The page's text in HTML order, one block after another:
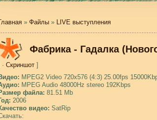
» Файлы » LIVE выступления
Фабрика - Гадалка
· Скриншот ]
MPEG2 Video 720x576 (4:3) 25.00fps
MPEG Audio 48000Hz stereo 192Kbps
файла: 81.51 Mb
2006
видео: SatRip